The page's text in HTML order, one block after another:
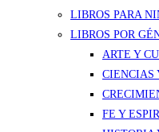
LIBROS PARA
LIBROS POR
ARTE Y
CIENCIAS
FE Y